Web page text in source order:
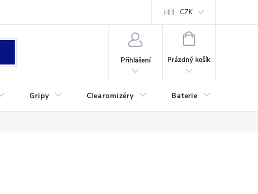
CZK
Přihlášení
NÁKUPNÍ
Prázdný košík
Gripy Clearomizéry Baterie